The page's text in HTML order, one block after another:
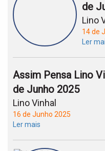
de
Lino
14 de
Ler
Assim Pensa Lino
de Junho 2025
Lino Vinhal
16 de Junho 2025
Ler mais